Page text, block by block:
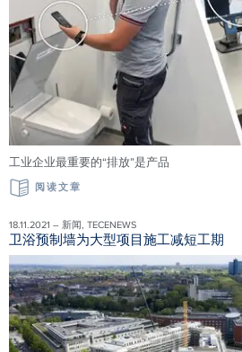
工业企业最重要的“排放”是产品
阅读文章
18.11.2021 – 新闻, TECENEWS
卫浴预制墙为大型项目施工减短工期